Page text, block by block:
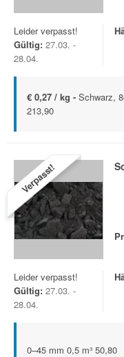
Leider verpasst!
Gültig: 27.03. -
28.04.
€ 0,27 / kg - Schwarz,
213,90
Verpasst!
Leider verpasst!
Gültig: 27.03. -
28.04.
0–45 mm 0,5 m³ 50,80